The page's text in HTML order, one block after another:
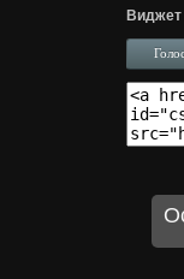
Виджет